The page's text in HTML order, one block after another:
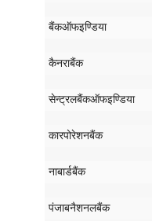
बैंकऑफइण्डिया
कैनराबैंक
सेन्ट्रलबैंकऑफइण्डिया
कारपोरेशनबैंक
नाबार्डबैंक
पंजाबनैशनलबैंक